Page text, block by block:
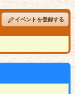
イベントを登録する